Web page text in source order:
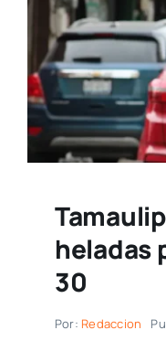
heladas
30
Por: Redaccion